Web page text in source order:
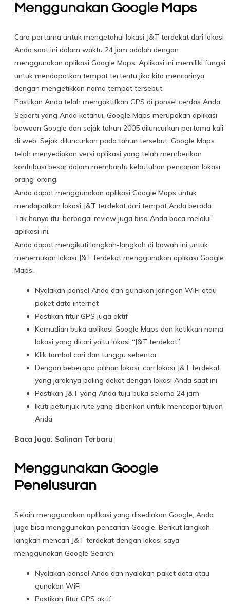
Menggunakan Google Maps
Cara pertama untuk mengetahui lokasi J&T terdekat dari lokasi
Anda saat ini dalam waktu 24 jam adalah dengan
menggunakan aplikasi Google Maps. Aplikasi ini memiliki fungsi
untuk mendapatkan tempat tertentu jika kita mencarinya
dengan mengetikkan nama tempat tersebut.
Pastikan Anda telah mengaktifkan GPS di ponsel cerdas Anda.
Seperti yang Anda ketahui, Google Maps merupakan aplikasi
bawaan Google dan sejak tahun 2005 diluncurkan pertama kali
di web. Sejak diluncurkan pada tahun tersebut, Google Maps
telah menyediakan versi aplikasi yang telah memberikan
kontribusi besar dalam membantu kebutuhan pencarian lokasi
orang-orang.
Anda dapat menggunakan aplikasi Google Maps untuk
mendapatkan lokasi J&T terdekat dari tempat Anda berada.
Tak hanya itu, berbagai review juga bisa Anda baca melalui
aplikasi ini.
Anda dapat mengikuti langkah-langkah di bawah ini untuk
menemukan lokasi J&T terdekat menggunakan aplikasi Google
Maps.
Nyalakan ponsel Anda dan gunakan jaringan WiFi atau
paket data internet
Pastikan fitur GPS juga aktif
Kemudian buka aplikasi Google Maps dan ketikkan nama
lokasi yang dicari yaitu lokasi “J&T terdekat”.
Klik tombol cari dan tunggu sebentar
Dengan beberapa pilihan lokasi, cari lokasi J&T terdekat
yang jaraknya paling dekat dengan lokasi Anda saat ini
Pastikan J&T yang Anda tuju buka selama 24 jam
Ikuti petunjuk rute yang diberikan untuk mencapai tujuan
Anda
Baca Juga: Salinan Terbaru
Menggunakan Google
Penelusuran
Selain menggunakan aplikasi yang disediakan Google, Anda
juga bisa menggunakan pencarian Google. Berikut langkah-
langkah mencari J&T terdekat dengan lokasi saya
menggunakan Google Search.
Nyalakan ponsel Anda dan nyalakan paket data atau
gunakan WiFi
Pastikan fitur GPS aktif